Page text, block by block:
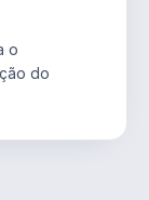
o
do